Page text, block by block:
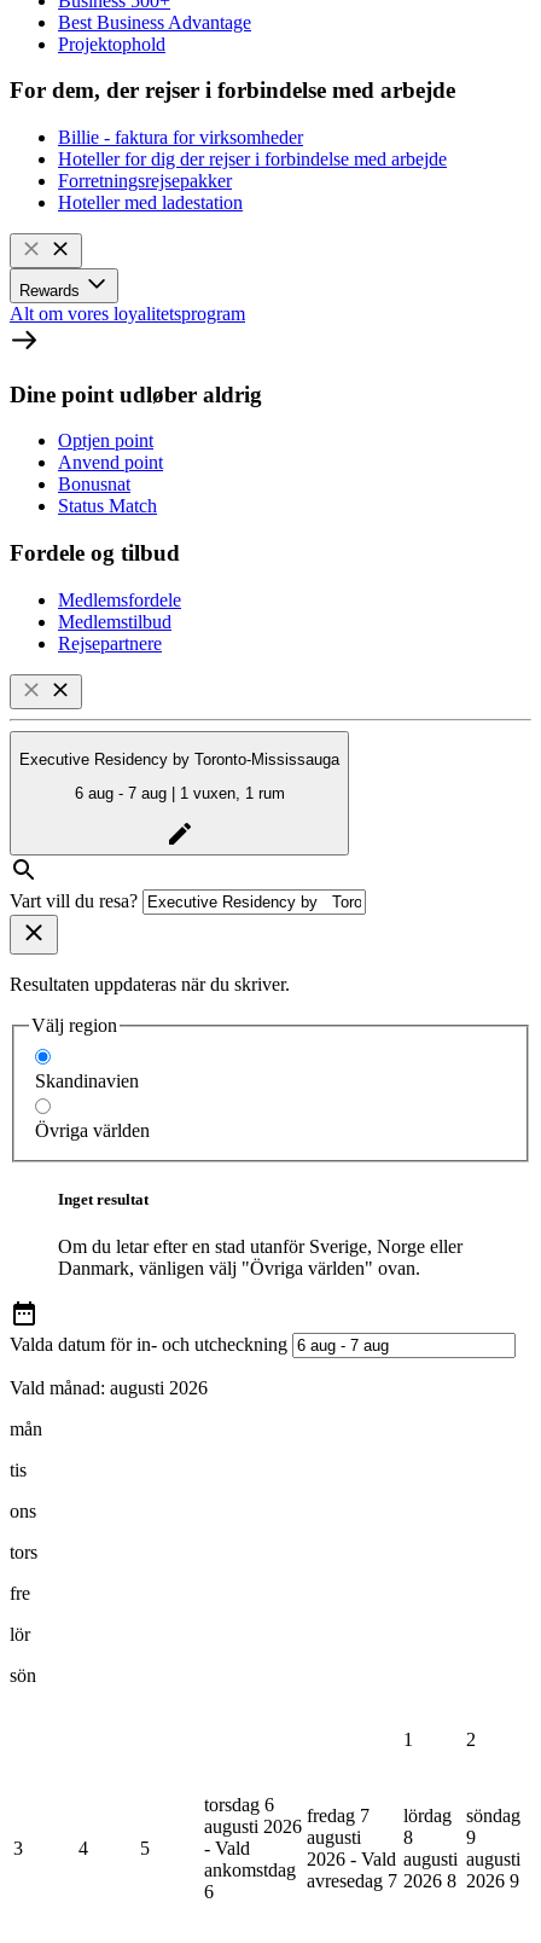
Best Business Advantage
Projektophold
For dem, der rejser i forbindelse med arbejde
Billie - faktura for virksomheder
Hoteller for dig der rejser i forbindelse med arbejde
Forretningsrejsepakker
Hoteller med ladestation
Rewards
Alt om vores loyalitetsprogram
Dine point udløber aldrig
Optjen point
Anvend point
Bonusnat
Status Match
Fordele og tilbud
Medlemsfordele
Medlemstilbud
Rejsepartnere
Executive Residency by Toronto-Mississauga
6 aug - 7 aug | 1 vuxen, 1 rum
Vart vill du resa?
Resultaten uppdateras när du skriver.
Välj region
Skandinavien
Övriga världen
Inget resultat
Om du letar efter en stad utanför Sverige, Norge eller
Danmark, vänligen välj "Övriga världen" ovan.
Valda datum för in- och utcheckning
Vald månad: augusti 2026
mån
tis
ons
tors
fre
lör
sön
1 2
3 4 5
torsdag 6
augusti 2026
- Vald
ankomstdag
6
fredag 7
augusti
2026 - Vald
avresedag 7
lördag
8
augusti
2026 8
söndag
9
augusti
2026 9